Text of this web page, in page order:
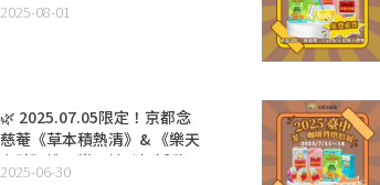
2025-08-01
🌿 2025.07.05限定！京都念
慈菴《草本積熱清》& 《樂天
女孩》桃園樂天棒球場活動開
2025-06-30